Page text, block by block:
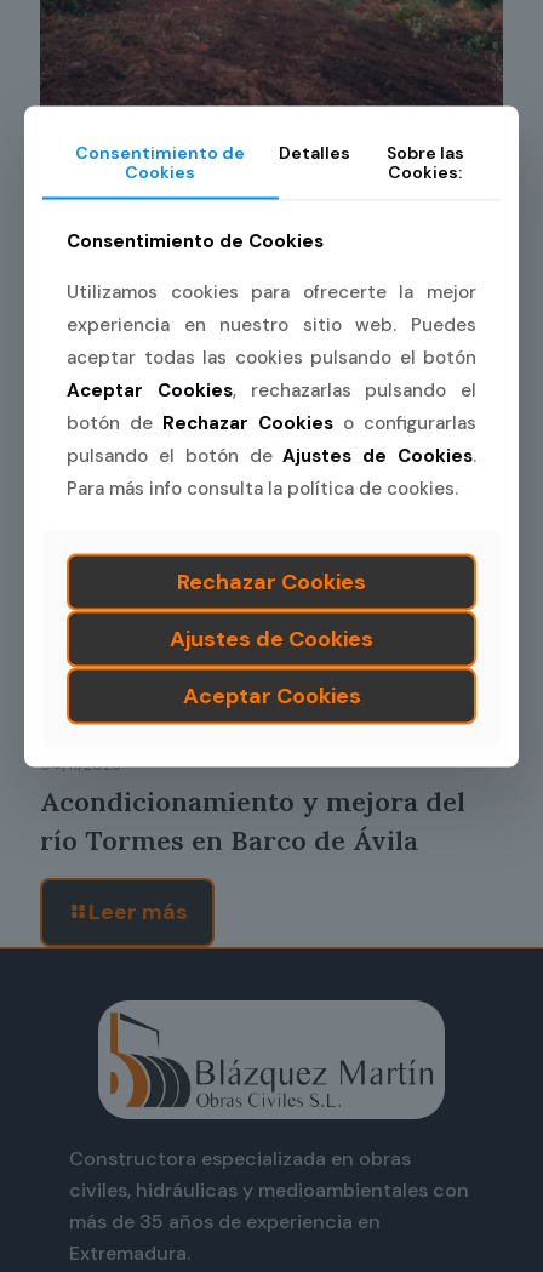
04/11/2025
Desbroces y mantenimiento de
Leer más
04/11/2025
Acondicionamiento y mejora del
río Tormes en Barco de Ávila
Leer más
Constructora especializada en obras
civiles, hidráulicas y medioambientales con
más de 35 años de experiencia en
Extremadura.
Consentimiento de
Cookies
Detalles
Sobre las
Cookies:
Consentimiento de Cookies
Utilizamos cookies para ofrecerte la mejor
experiencia en nuestro sitio web. Puedes
aceptar todas las cookies pulsando el botón
Aceptar Cookies, rechazarlas pulsando el
botón de Rechazar Cookies o configurarlas
pulsando el botón deAjustes de Cookies.
Para más info consulta la política de cookies.
Rechazar Cookies
Ajustes de Cookies
Aceptar Cookies